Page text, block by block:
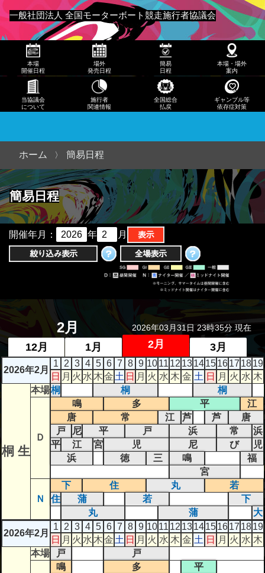
一般社団法人 全国モーターボート競走施行者協議会
メニュー
発売
日程
日程
本
場・
当協
議会
につ
全国
総合
払戻
ギャ
ンブ
ル等
依存
本場
開催日程
場外
発売日程
簡易
日程
本場・場外
案内
当協議会
について
施行者
関連情報
全国総合
払戻
ギャンブル等
依存症対策
ホーム 簡易日程
簡易日程
開催年月： 年 月
2月
12月 1月 2月 3月
2026年03月31日 23時35分 現在
2026年2月
1 2 3 4 5 6 7 8 9 1011 12 1314151617 1819
日 月 火 水 木金 土 日 月 火 水 木 金 土 日 月 火 水 木
桐 生
本場桐 桐 桐
Ｄ
鳴 多 平
江
唐
常 江 芦 芦
唐
戸
尼 平 戸 浜 常
浜
平
江 宮 児 尼 び
児
浜
徳 三 鳴
福
宮
Ｎ
下 住 丸
若
住
蒲 若
下
丸
蒲
大
2026年2月
1 2 3 4 5 6 7 8 9 1011 12 1314151617 1819
日 月 火 水 木金 土 日 月 火 水 木 金 土 日 月 火 水 木
本場 戸 戸
鳴 多
平